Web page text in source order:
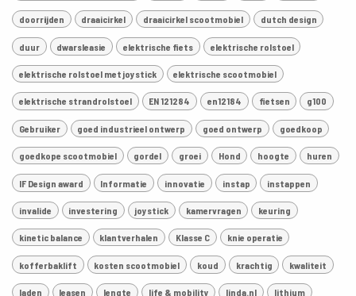
doorrijden draaicirkel draaicirkel scootmobiel dutch design
duur dwarsleasie elektrische fiets elektrische rolstoel
elektrische rolstoel met joystick elektrische scootmobiel
elektrische strandrolstoel EN 121284 en12184 fietsen g100
Gebruiker goed industrieel ontwerp goed ontwerp goedkoop
goedkope scootmobiel gordel groei Hond hoogte huren
IF Design award Informatie innovatie instap instappen
invalide investering joystick kamervragen keuring
kinetic balance klantverhalen Klasse C knie operatie
kofferbaklift kosten scootmobiel koud krachtig kwaliteit
laden leasen lengte life & mobility linda.nl lithium